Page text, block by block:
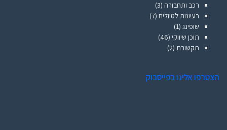
רכב ותחבורה (3)
רעיונות לטיולים (7)
שופינג (1)
תוכן שיווקי (46)
תקשורת (2)
הצטרפו אלינו בפייסבוק